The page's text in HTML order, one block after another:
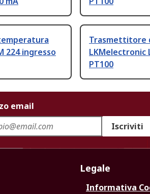
224 ingresso
Trasmettitore
LKMelectronic
PT100
email
Iscriviti
Legale
Informativa